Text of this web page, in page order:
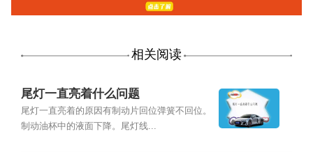
相关阅读
尾灯一直亮着什么问题
尾灯一直亮着的原因有制动片回位弹簧不回位。
制动油杯中的液面下降。尾灯线...